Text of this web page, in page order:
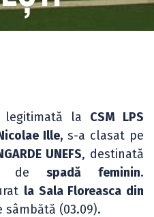
la CSM LPS
Ille, s-a clasat pe
UNEFS, destinată
de spadă feminin.
la Sala Floreasca din
(03.09).